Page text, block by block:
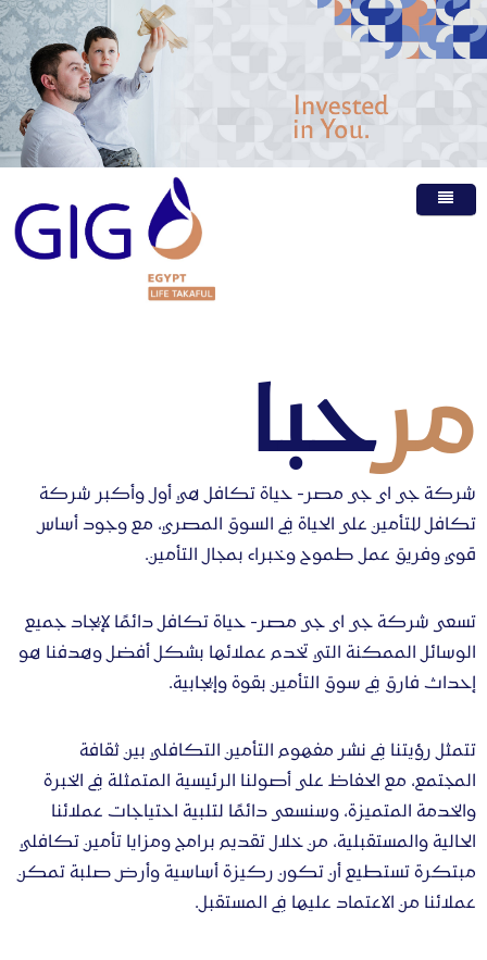
الأسئلة الشائعة
وظائف
تواصل معنا
مرحبا
شركة جى اى جى مصر- حياة تكافل هي أول وأكبر شركة
تكافل للتأمين على الحياة في السوق المصري، مع وجود أساس
قوي وفريق عمل طموح وخبراء بمجال التأمين.
تسعى شركة جى اى جى مصر- حياة تكافل دائمًا لإيجاد جميع
الوسائل الممكنة التي تخدم عملائها بشكل أفضل وهدفنا هو
إحداث فارق في سوق التأمين بقوة وإيجابية.
تتمثل رؤيتنا في نشر مفهوم التأمين التكافلي بين ثقافة
المجتمع، مع الحفاظ على أصولنا الرئيسية المتمثلة في الخبرة
والخدمة المتميزة، وسنسعى دائمًا لتلبية احتياجات عملائنا
الحالية والمستقبلية، من خلال تقديم برامج ومزايا تأمين تكافلي
مبتكرة تستطيع أن تكون ركيزة أساسية وأرض صلبة تمكن
عملائنا من الاعتماد عليها في المستقبل.